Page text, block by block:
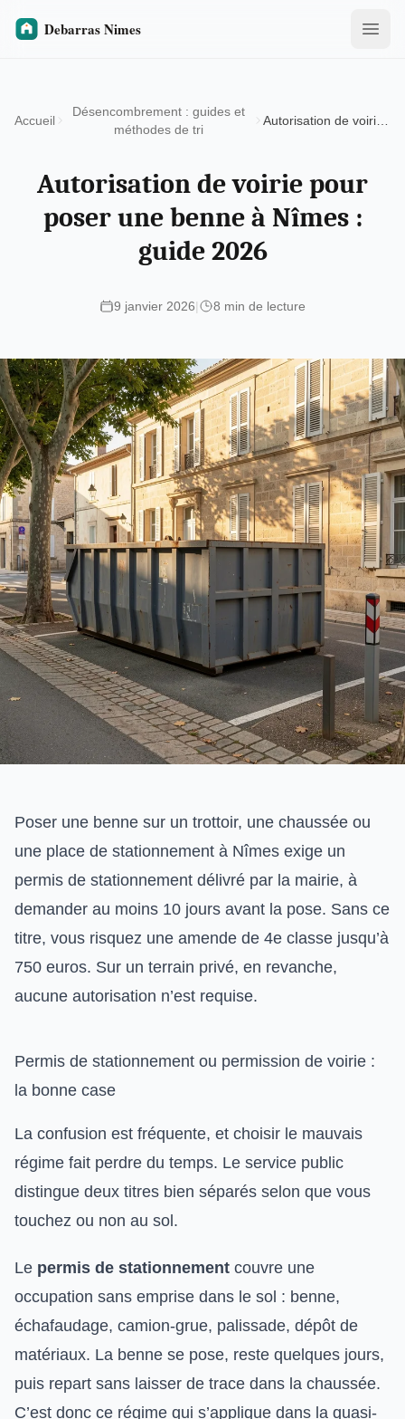
Accueil
Désencombrement : guides et
méthodes de tri
Autorisation de voirie pour poser une benne à Nîmes : guide 2026
Autorisation de voirie pour
poser une benne à Nîmes :
guide 2026
9 janvier 2026| 8 min de lecture
Poser une benne sur un trottoir, une chaussée ou
une place de stationnement à Nîmes exige un
permis de stationnement délivré par la mairie, à
demander au moins 10 jours avant la pose. Sans ce
titre, vous risquez une amende de 4e classe jusqu’à
750 euros. Sur un terrain privé, en revanche,
aucune autorisation n’est requise.
Permis de stationnement ou permission de voirie :
la bonne case
La confusion est fréquente, et choisir le mauvais
régime fait perdre du temps. Le service public
distingue deux titres bien séparés selon que vous
touchez ou non au sol.
Le permis de stationnement couvre une
occupation sans emprise dans le sol : benne,
échafaudage, camion-grue, palissade, dépôt de
matériaux. La benne se pose, reste quelques jours,
puis repart sans laisser de trace dans la chaussée.
C’est donc ce régime qui s’applique dans la quasi-